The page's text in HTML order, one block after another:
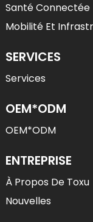
Santé Connectée
Mobilité Et
SERVICES
Services
OEM*ODM
OEM*ODM
ENTREPRISE
À Propos De Toxu
Nouvelles